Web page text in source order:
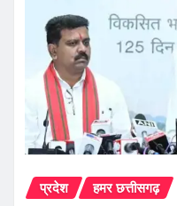
प्रदेश हमर छत्तीसगढ़